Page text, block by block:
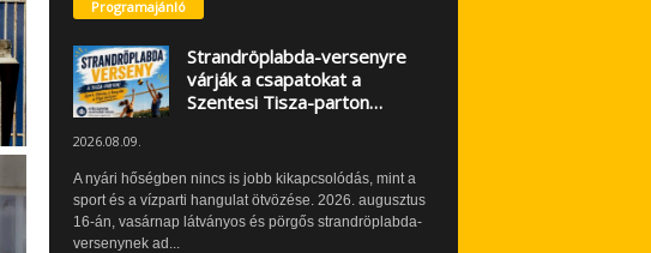
Programajánló
Strandröplabda-versenyre
várják a csapatokat a
Szentesi Tisza-parton…
2026.08.09.
A nyári hőségben nincs is jobb kikapcsolódás, mint a
sport és a vízparti hangulat ötvözése. 2026. augusztus
16-án, vasárnap látványos és pörgős strandröplabda-
versenynek ad...